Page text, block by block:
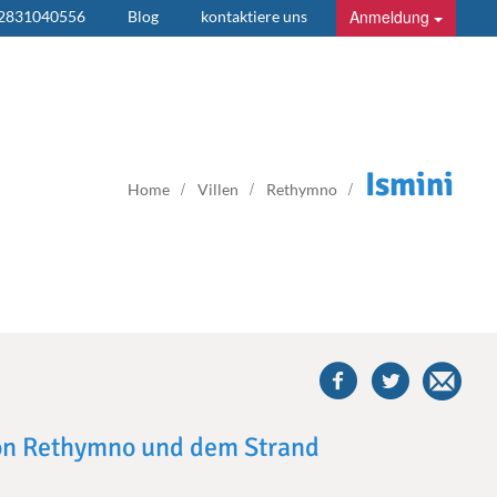
Blog kontaktiere uns Anmeldung
Home Villen Rethymno Ismini
this
villa
Rethymno und dem Strand